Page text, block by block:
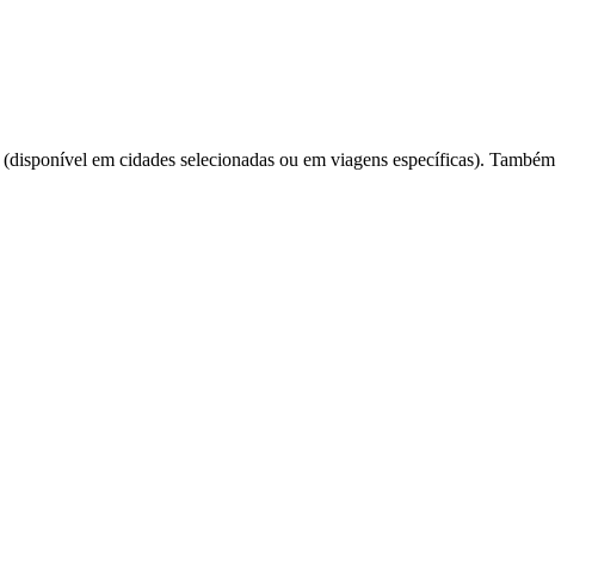
(disponível em cidades selecionadas ou em viagens específicas). Também